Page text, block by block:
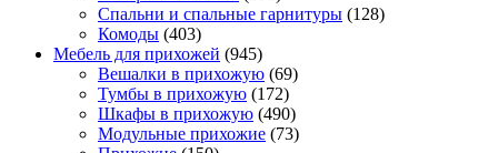
Спальни и спальные гарнитуры (128)
Комоды (403)
Мебель для прихожей (945)
Вешалки в прихожую (69)
Тумбы в прихожую (172)
Шкафы в прихожую (490)
Модульные прихожие (73)